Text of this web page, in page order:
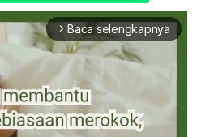
arrow_forward_ios Baca selengkapnya